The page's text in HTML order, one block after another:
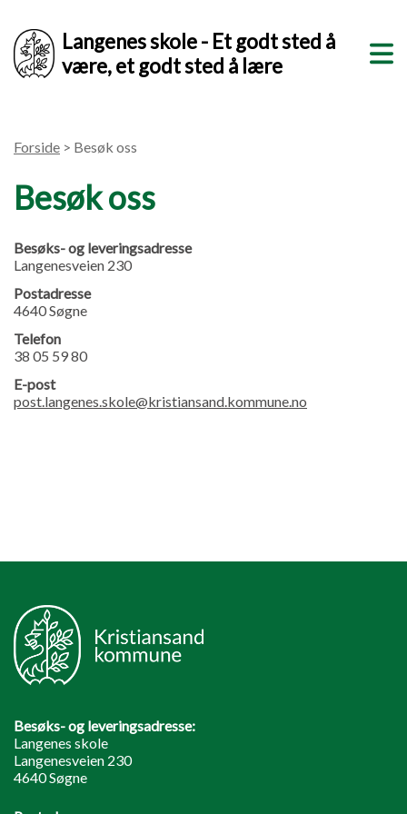
Langenes skole - Et godt sted å
være, et godt sted å lære
Forside > Besøk oss
Besøk oss
Besøks- og leveringsadresse
Langenesveien 230
Postadresse
4640 Søgne
Telefon
38 05 59 80
E-post
post.langenes.skole@kristiansand.kommune.no
Besøks- og leveringsadresse:
Langenes skole
Langenesveien 230
4640 Søgne